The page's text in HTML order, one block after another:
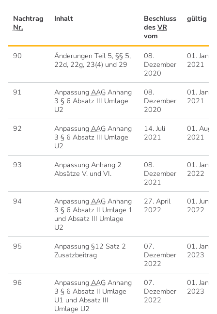
Nachtrag
Nr.
Inhalt
Beschluss
des VR
vom
gültig ab
90
Änderungen Teil 5, §§ 5,
22d, 22g, 23(4) und 29
08.
Dezember
2020
01.
2021
91 Anpassung AAGAnhang
3 § 6 Absatz III Umlage
U2
08.
Dezember
2020
01.
2021
92 Anpassung AAGAnhang
3 § 6 Absatz III Umlage
U2
14. Juli
2021
01.
2021
93
Anpassung Anhang 2
Absätze V. und VI.
08.
Dezember
2021
01.
2022
94 Anpassung AAGAnhang
3 § 6 Absatz II Umlage 1
und Absatz III Umlage
U2
27. April
2022
01. Juni
2022
95
Anpassung §12 Satz 2
Zusatzbeitrag
07.
Dezember
2022
01.
2023
96 Anpassung AAGAnhang
3 § 6 Absatz II Umlage
U1 und Absatz III
Umlage U2
07.
Dezember
2022
01.
2023